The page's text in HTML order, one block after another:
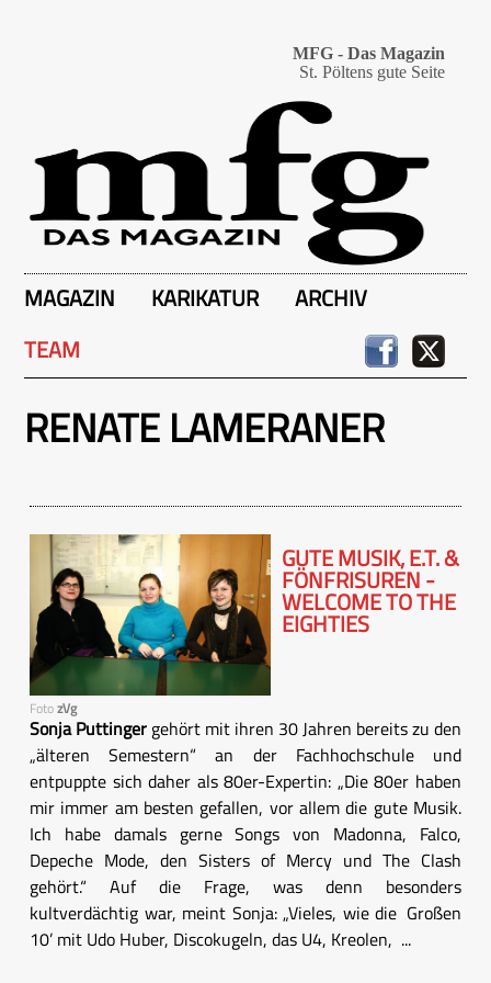
MFG - Das Magazin
St. Pöltens gute Seite
MAGAZIN KARIKATUR
ARCHIV
TEAM
RENATE LAMERANER
FotozVg
GUTE MUSIK, E.T. &
FÖNFRISUREN -
WELCOME TO THE
EIGHTIES
Sonja Puttinger gehört mit ihren 30 Jahren bereits zu den
„älteren Semestern“ an der Fachhochschule und
entpuppte sich daher als 80er-Expertin: „Die 80er haben
mir immer am besten gefallen, vor allem die gute Musik.
Ich habe damals gerne Songs von Madonna, Falco,
Depeche Mode, den Sisters of Mercy und The Clash
gehört.“ Auf die Frage, was denn besonders
kultverdächtig war, meint Sonja: „Vieles, wie die ‚Großen
10’ mit Udo Huber, Discokugeln, das U4, Kreolen, ...